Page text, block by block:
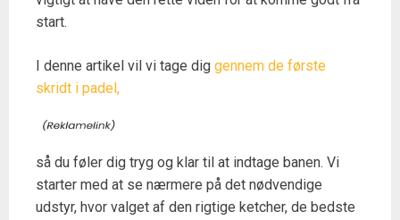
start.
I denne artikel vil vi tage dig gennem de første
skridt i padel,
så du føler dig tryg og klar til at indtage banen. Vi
starter med at se nærmere på det nødvendige
udstyr, hvor valget af den rigtige ketcher, de bedste